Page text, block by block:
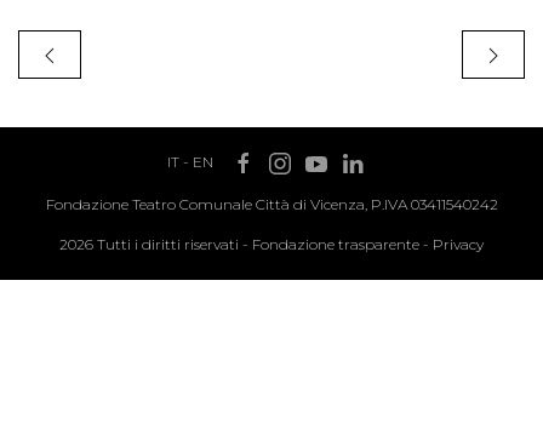
IT- EN
Fondazione Teatro Comunale Città di Vicenza, P.IVA 03411540242
2026 Tutti i diritti riservati - Fondazione trasparente - Privacy